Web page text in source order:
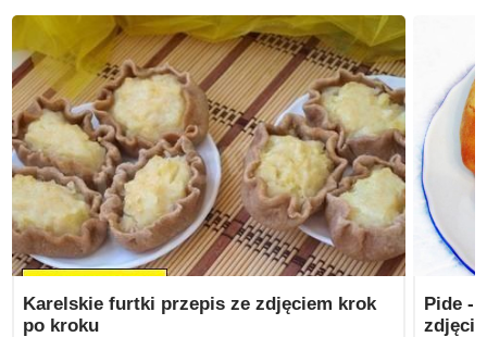
Karelskie furtki przepis ze zdjęciem krok
po kroku
Pide -